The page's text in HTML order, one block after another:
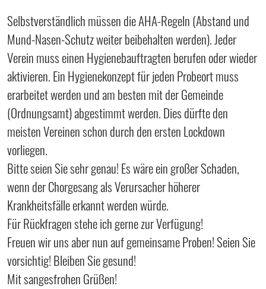
Selbstverständlich müssen die AHA-Regeln (Abstand und
Mund-Nasen-Schutz weiter beibehalten werden). Jeder
Verein muss einen Hygienebauftragten berufen oder wieder
aktivieren. Ein Hygienekonzept für jeden Probeort muss
erarbeitet werden und am besten mit der Gemeinde
(Ordnungsamt) abgestimmt werden. Dies dürfte den
meisten Vereinen schon durch den ersten Lockdown
vorliegen.
Bitte seien Sie sehr genau! Es wäre ein großer Schaden,
wenn der Chorgesang als Verursacher höherer
Krankheitsfälle erkannt werden würde.
Für Rückfragen stehe ich gerne zur Verfügung!
Freuen wir uns aber nun auf gemeinsame Proben! Seien Sie
vorsichtig! Bleiben Sie gesund!
Mit sangesfrohen Grüßen!